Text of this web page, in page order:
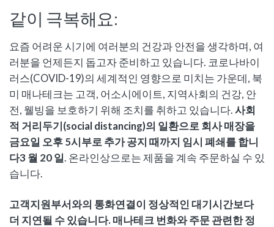
같이 극복해요:
요즘 어려운 시기에 여러분의 건강과 안전을 생각하며, 여
러분을 언제든지 돕고자 준비하고 있습니다. 코로나바이
러스(COVID-19)의 세계적인 영향으로 미치는 가운데, 북
미 매나테크는 고객, 어소시에이트, 지역사회의 건강, 안
전, 웰빙을 보호하기 위해 조치를 취하고 있습니다. 사회
적 거리두기(social distancing)의 일환으로 회사 매장을
금요일 오후 5시부로 추가 공지 때까지 임시 폐쇄를 합니
다3 월 20 일. 온라인상으로는 제품을 계속 주문하실 수 있
습니다.
고객지원부서와의 통화연결이 정상적인 대기시간보다
더 지연될 수 있습니다. 매나테크 번화와 주문 관련한 정